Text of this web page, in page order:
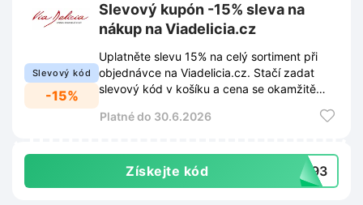
Slevový kód
-15%
Slevový kupón -15% sleva na
nákup na Viadelicia.cz
Uplatněte slevu 15% na celý sortiment při
objednávce na Viadelicia.cz. Stačí zadat
slevový kód v košíku a cena se okamžitě
Platné do 30.6.2026
Získejte kód 8793